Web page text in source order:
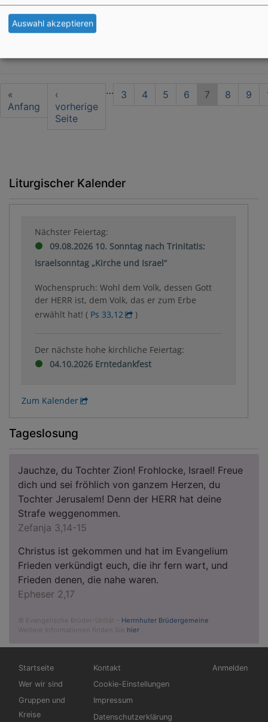
Seitennummerierung
First
page
«
Anfang
Vorherige
Seite
‹
vorherige
Seite
… Seite
3 Seite
4 Seite
5 Seite
6
Aktuelle
7 Seite
8 Seite
9
Liturgischer Kalender
Nächster Feiertag:
09.08.2026 10. Sonntag nach Trinitatis:
Israelsonntag „Kirche und Israel“
Wochenspruch: Wohl dem Volk, dessen Gott
der HERR ist, dem Volk, das er zum Erbe
erwählt hat! ( Ps 33,12 )
Der nächste hohe kirchliche Feiertag:
04.10.2026 Erntedankfest
Zum Kalender
Tageslosung
Jauchze, du Tochter Zion! Frohlocke, Israel! Freue
dich und sei fröhlich von ganzem Herzen, du
Tochter Jerusalem! Denn der HERR hat deine
Strafe weggenommen.
Zefanja 3,14-15
Christus ist gekommen und hat im Evangelium
Frieden verkündigt euch, die ihr fern wart, und
Frieden denen, die nahe waren.
Epheser 2,17
© Evangelische Brüder-Unität – Herrnhuter Brüdergemeine
Weitere Informationen finden Sie hier
Hauptnavigation
Startseite
Wer wir sind
Gruppen und
Kreise
Fußbereichsmenü
Kontakt
Cookie-Einstellungen
Impressum
Datenschutzerklärung
Anmelden
Auswahl akzeptieren